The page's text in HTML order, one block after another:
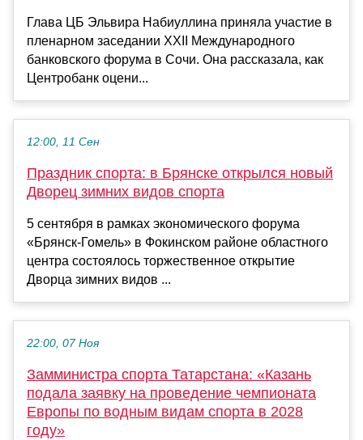
Глава ЦБ Эльвира Набиуллина приняла участие в
пленарном заседании XXII Международного
банковского форума в Сочи. Она рассказала, как
Центробанк оцени...
12:00, 11 Сен
Праздник спорта: в Брянске открылся новый
Дворец зимних видов спорта
5 сентября в рамках экономического форума
«Брянск-Гомель» в Фокинском районе областного
центра состоялось торжественное открытие
Дворца зимних видов ...
22:00, 07 Ноя
Замминистра спорта Татарстана: «Казань
подала заявку на проведение чемпионата
Европы по водным видам спорта в 2028
году»